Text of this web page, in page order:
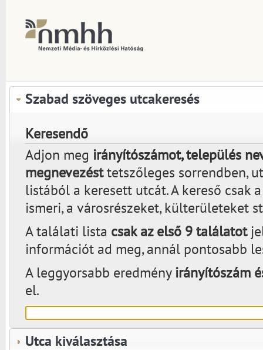
Szabad szöveges utcakeresés
Keresendő
Adjon meg irányítószámot, település
megnevezésttetszőleges sorrendben,
listából a keresett utcát. A kereső csak
ismeri, a városrészeket, külterületeket
A találati lista csak az első 9 találatot
információt ad meg, annál pontosabb
A leggyorsabb eredmény irányítószám
el.
Utca kiválasztása